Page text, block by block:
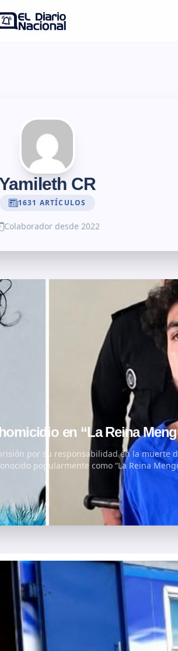
CR
1631 ARTÍCULOS
Colaborador desde 2022
en “La Reina
por su responsabilidad en la muerte
popularmente como “La Reina